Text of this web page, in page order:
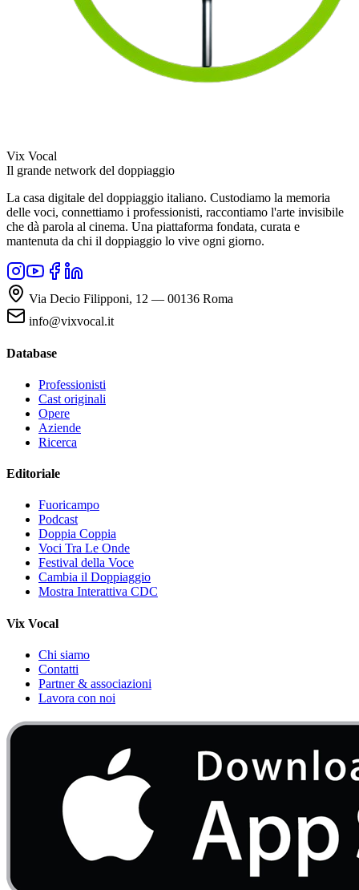
Vix Vocal
Il grande network del doppiaggio
La casa digitale del doppiaggio italiano. Custodiamo la memoria
delle voci, connettiamo i professionisti, raccontiamo l'arte invisibile
che dà parola al cinema. Una piattaforma fondata, curata e
mantenuta da chi il doppiaggio lo vive ogni giorno.
Via Decio Filipponi, 12 — 00136 Roma
info@vixvocal.it
Database
Professionisti
Cast originali
Opere
Aziende
Ricerca
Editoriale
Fuoricampo
Podcast
Doppia Coppia
Voci Tra Le Onde
Festival della Voce
Cambia il Doppiaggio
Mostra Interattiva CDC
Vix Vocal
Chi siamo
Contatti
Partner & associazioni
Lavora con noi